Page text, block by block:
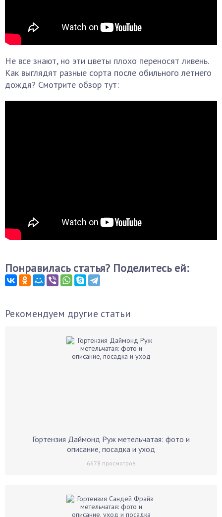
Не все знают, но эти цветы плохо переносят ливень.
Как выглядят разные сорта после обильного летнего
дождя? Смотрите обзор тут:
Понравилась статья? Поделитесь ей:
Рекомендуем другие статьи
Гортензия Даймонд Руж метельчатая: фото и
описание, посадка и уход
6678 просмотров